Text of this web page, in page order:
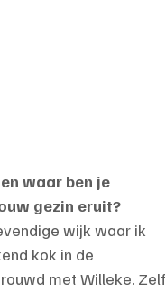
waar ben je
gezin eruit?
wijk waar ik
kok in de
met Willeke. Zelf